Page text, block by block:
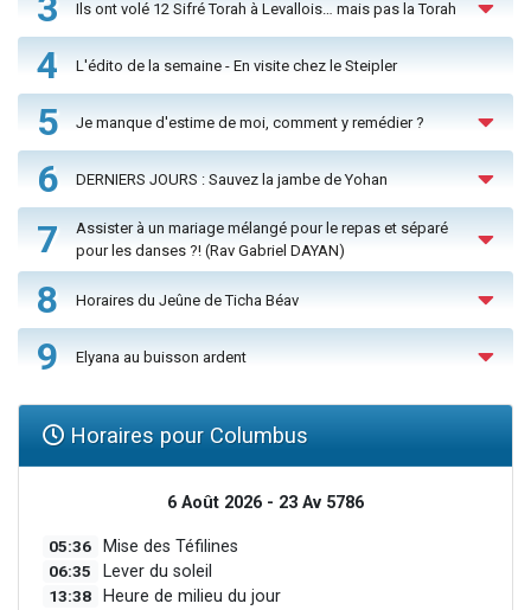
Ils ont volé 12 Sifré Torah à Levallois… mais pas la Torah
4 L'édito de la semaine - En visite chez le Steipler
5 Je manque d'estime de moi, comment y remédier ?
6 DERNIERS JOURS : Sauvez la jambe de Yohan
7
Assister à un mariage mélangé pour le repas et séparé
pour les danses ?! (Rav Gabriel DAYAN)
8 Horaires du Jeûne de Ticha Béav
9 Elyana au buisson ardent
Horaires pour Columbus
6 Août 2026 - 23 Av 5786
05:36 Mise des Téfilines
06:35 Lever du soleil
13:38 Heure de milieu du jour